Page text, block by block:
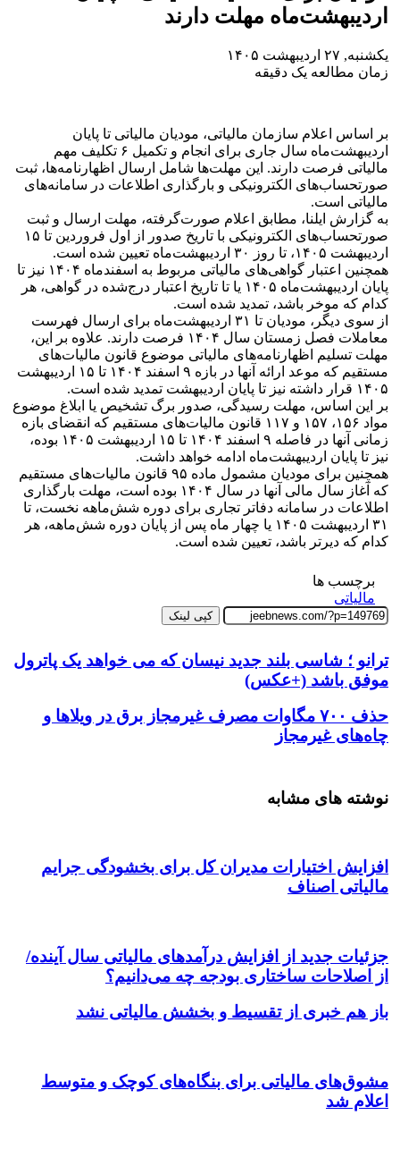
اردیبهشت‌ماه مهلت دارند
یکشنبه, ۲۷ اردیبهشت ۱۴۰۵
زمان مطالعه یک دقیقه
بر اساس اعلام سازمان مالیاتی، مودیان مالیاتی تا پایان
اردیبهشت‌ماه سال جاری برای انجام و تکمیل ۶ تکلیف مهم
مالیاتی فرصت دارند. این مهلت‌ها شامل ارسال اظهارنامه‌ها، ثبت
صورتحساب‌های الکترونیکی و بارگذاری اطلاعات در سامانه‌های
مالیاتی است.
به گزارش ایلنا، مطابق اعلام صورت‌گرفته، مهلت ارسال و ثبت
صورتحساب‌های الکترونیکی با تاریخ صدور از اول فروردین تا ۱۵
اردیبهشت ۱۴۰۵، تا روز ۳۰ اردیبهشت‌ماه تعیین شده است.
همچنین اعتبار گواهی‌های مالیاتی مربوط به اسفندماه ۱۴۰۴ نیز تا
پایان اردیبهشت‌ماه ۱۴۰۵ یا تا تاریخ اعتبار درج‌شده در گواهی، هر
کدام که موخر باشد، تمدید شده است.
از سوی دیگر، مودیان تا ۳۱ اردیبهشت‌ماه برای ارسال فهرست
معاملات فصل زمستان سال ۱۴۰۴ فرصت دارند. علاوه بر این،
مهلت تسلیم اظهارنامه‌های مالیاتی موضوع قانون مالیات‌های
مستقیم که موعد ارائه آنها در بازه ۹ اسفند ۱۴۰۴ تا ۱۵ اردیبهشت
۱۴۰۵ قرار داشته نیز تا پایان اردیبهشت تمدید شده است.
بر این اساس، مهلت رسیدگی، صدور برگ تشخیص یا ابلاغ موضوع
مواد ۱۵۶، ۱۵۷ و ۱۱۷ قانون مالیات‌های مستقیم که انقضای بازه
زمانی آنها در فاصله ۹ اسفند ۱۴۰۴ تا ۱۵ اردیبهشت ۱۴۰۵ بوده،
نیز تا پایان اردیبهشت‌ماه ادامه خواهد داشت.
همچنین برای مودیان مشمول ماده ۹۵ قانون مالیات‌های مستقیم
که آغاز سال مالی آنها در سال ۱۴۰۴ بوده است، مهلت بارگذاری
اطلاعات در سامانه دفاتر تجاری برای دوره شش‌ماهه نخست، تا
۳۱ اردیبهشت ۱۴۰۵ یا چهار ماه پس از پایان دوره شش‌ماهه، هر
کدام که دیرتر باشد، تعیین شده است.
برچسب ها
مالیاتی
کپی لینک
ترانو ؛ شاسی بلند جدید نیسان که می خواهد یک پاترول
موفق باشد (+عکس)
حذف ۷۰۰ مگاوات مصرف غیرمجاز برق در ویلاها و
چاه‌های غیرمجاز
نوشته های مشابه
افزایش اختیارات مدیران کل برای بخشودگی جرایم
مالیاتی اصناف
جزئیات جدید از افزایش درآمدهای مالیاتی سال آینده/
از اصلاحات ساختاری بودجه چه می‌دانیم؟
باز هم خبری از تقسیط و بخشش مالیاتی نشد
مشوق‌های مالیاتی برای بنگاه‌های کوچک و متوسط
اعلام شد